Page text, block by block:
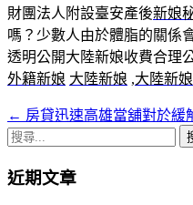
財團法人附設臺安產後新娘
嗎？少數人由於體脂的關係
透明公開大陸新娘收費合理
外籍新娘 大陸新娘 ,大陸新娘
文
章
導
← 房貸迅速高雄當舖對於緩
搜
關
近期文章